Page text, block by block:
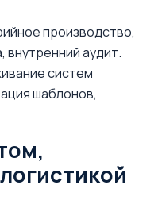
производство,
внутренний аудит.
систем
шаблонов,